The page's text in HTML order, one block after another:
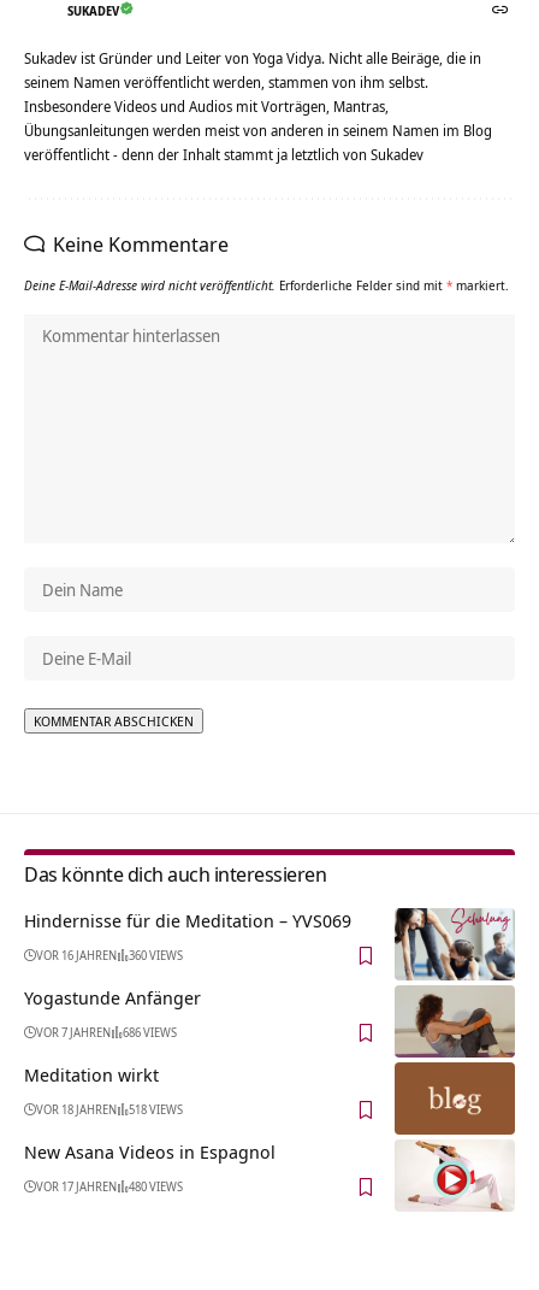
SUKADEV
Sukadev ist Gründer und Leiter von Yoga Vidya. Nicht alle Beiräge, die in
seinem Namen veröffentlicht werden, stammen von ihm selbst.
Insbesondere Videos und Audios mit Vorträgen, Mantras,
Übungsanleitungen werden meist von anderen in seinem Namen im Blog
veröffentlicht - denn der Inhalt stammt ja letztlich von Sukadev
Keine Kommentare
Deine E-Mail-Adresse wird nicht veröffentlicht. Erforderliche Felder sind mit * markiert.
Das könnte dich auch interessieren
Hindernisse für die Meditation – YVS069
VOR 16 JAHREN 360 VIEWS
Yogastunde Anfänger
VOR 7 JAHREN 686 VIEWS
Meditation wirkt
VOR 18 JAHREN 518 VIEWS
New Asana Videos in Espagnol
VOR 17 JAHREN 480 VIEWS